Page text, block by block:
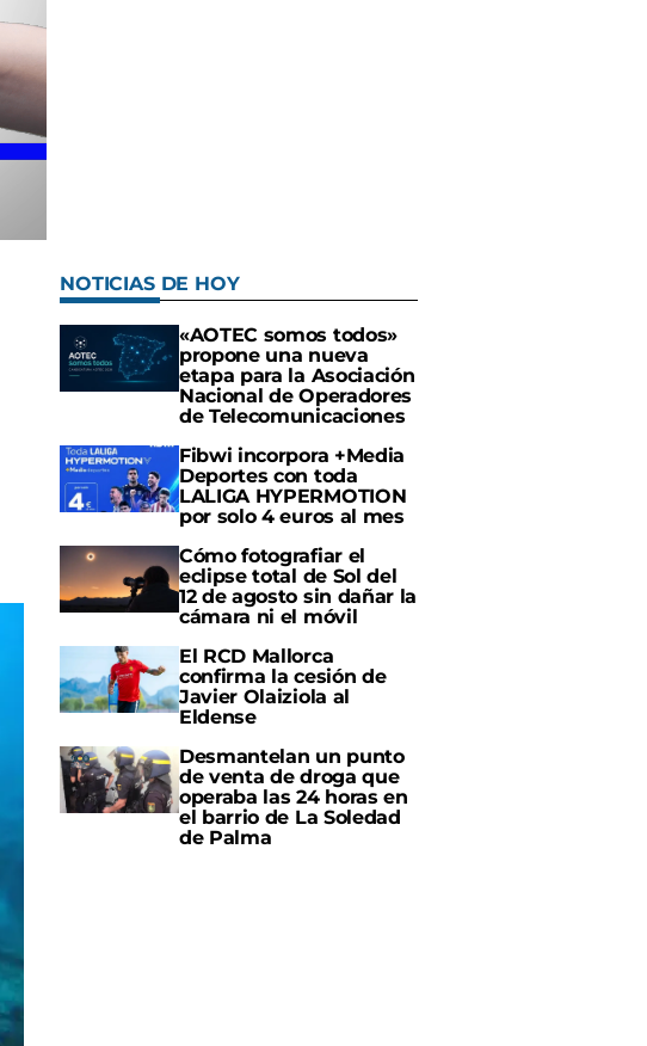
NOTICIAS DE HOY
«AOTEC somos todos»
propone una nueva
etapa para la Asociación
Nacional de Operadores
de Telecomunicaciones
Fibwi incorpora +Media
Deportes con toda
LALIGA HYPERMOTION
por solo 4 euros al mes
Cómo fotografiar el
eclipse total de Sol del
12 de agosto sin dañar la
cámara ni el móvil
El RCD Mallorca
confirma la cesión de
Javier Olaiziola al
Eldense
Desmantelan un punto
de venta de droga que
operaba las 24 horas en
el barrio de La Soledad
de Palma